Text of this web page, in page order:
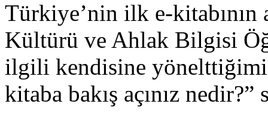
Türkiye’nin ilk e-kitabının
Kültürü ve Ahlak Bilgisi
ilgili kendisine
kitaba bakış açınız